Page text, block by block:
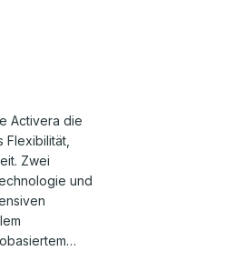
Activera die
Flexibilität,
Zwei
und